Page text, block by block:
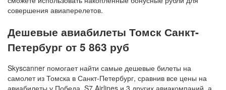
совершения авиаперелетов.
Дешевые авиабилеты Томск Санкт-
Петербург от 5 863 руб
Skyscanner помогает найти самые дешевые билеты на
самолет из Томска в Санкт-Петербург, сравнив все цены на